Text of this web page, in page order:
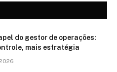
do gestor de operações:
mais estratégia